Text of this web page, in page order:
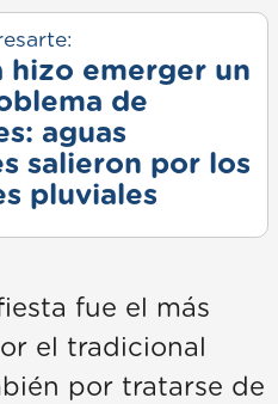
hizo emerger un
de
aguas
salieron por los
pluviales
fue el más
el tradicional
por tratarse de